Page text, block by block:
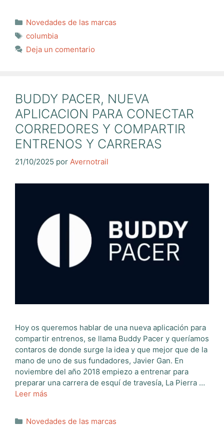
Categorías
Novedades de las marcas
Etiquetas
columbia
Deja un comentario
BUDDY PACER, NUEVA
APLICACION PARA CONECTAR
CORREDORES Y COMPARTIR
ENTRENOS Y CARRERAS
21/10/2025 por Avernotrail
Hoy os queremos hablar de una nueva aplicación para
compartir entrenos, se llama Buddy Pacer y queríamos
contaros de donde surge la idea y que mejor que de la
mano de uno de sus fundadores, Javier Gan. En
noviembre del año 2018 empiezo a entrenar para
preparar una carrera de esquí de travesía, La Pierra …
Leer más
Categorías
Novedades de las marcas